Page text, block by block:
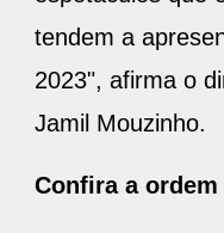
tendem a
2023", afirma o
Jamil Mouzinho.
Confira a